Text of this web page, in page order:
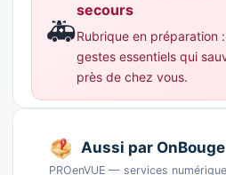
🚑
secours
Rubrique en préparation
gestes essentiels qui
près de chez vous.
Aussi par OnBouge
PROenVUE — services